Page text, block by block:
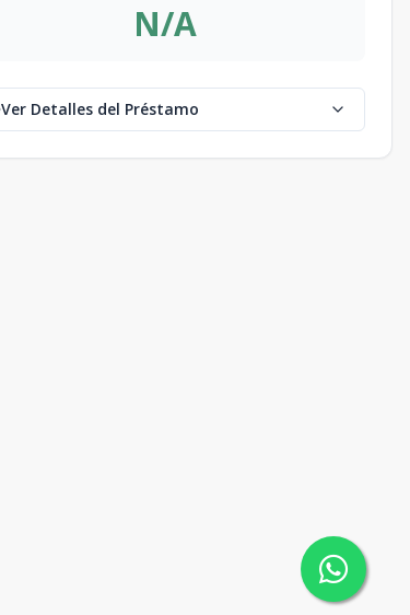
N/A
Ver Detalles del Préstamo